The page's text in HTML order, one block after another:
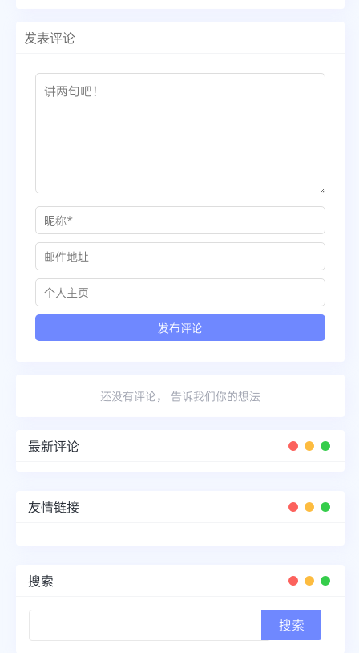
发表评论
还没有评论， 告诉我们你的想法
最新评论
友情链接
搜索